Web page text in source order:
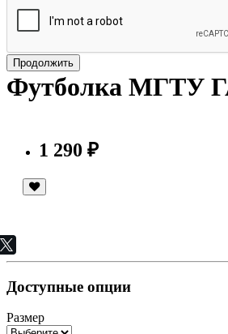
Продолжить
Футболка МГТУ
1 290 ₽
Доступные опции
Размер